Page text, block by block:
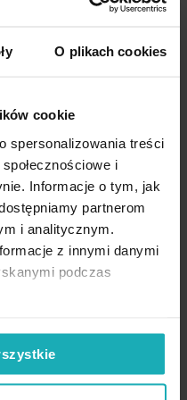
O plikach cookies
cookie
spersonalizowania treści
i
Informacje o tym, jak
partnerom
i analitycznym.
z innymi danymi
podczas
464360
cm
zazdrostki
okna szerokość, należy
się co 16 cm. Polecamy
, który nadaje
częściowe
przytulności i
do 30 stopni
do 110 stopni Celsjusza